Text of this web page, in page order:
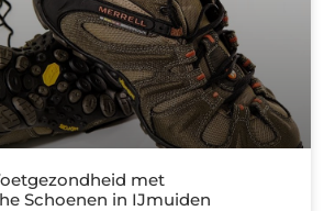
met
Schoenen in IJmuiden